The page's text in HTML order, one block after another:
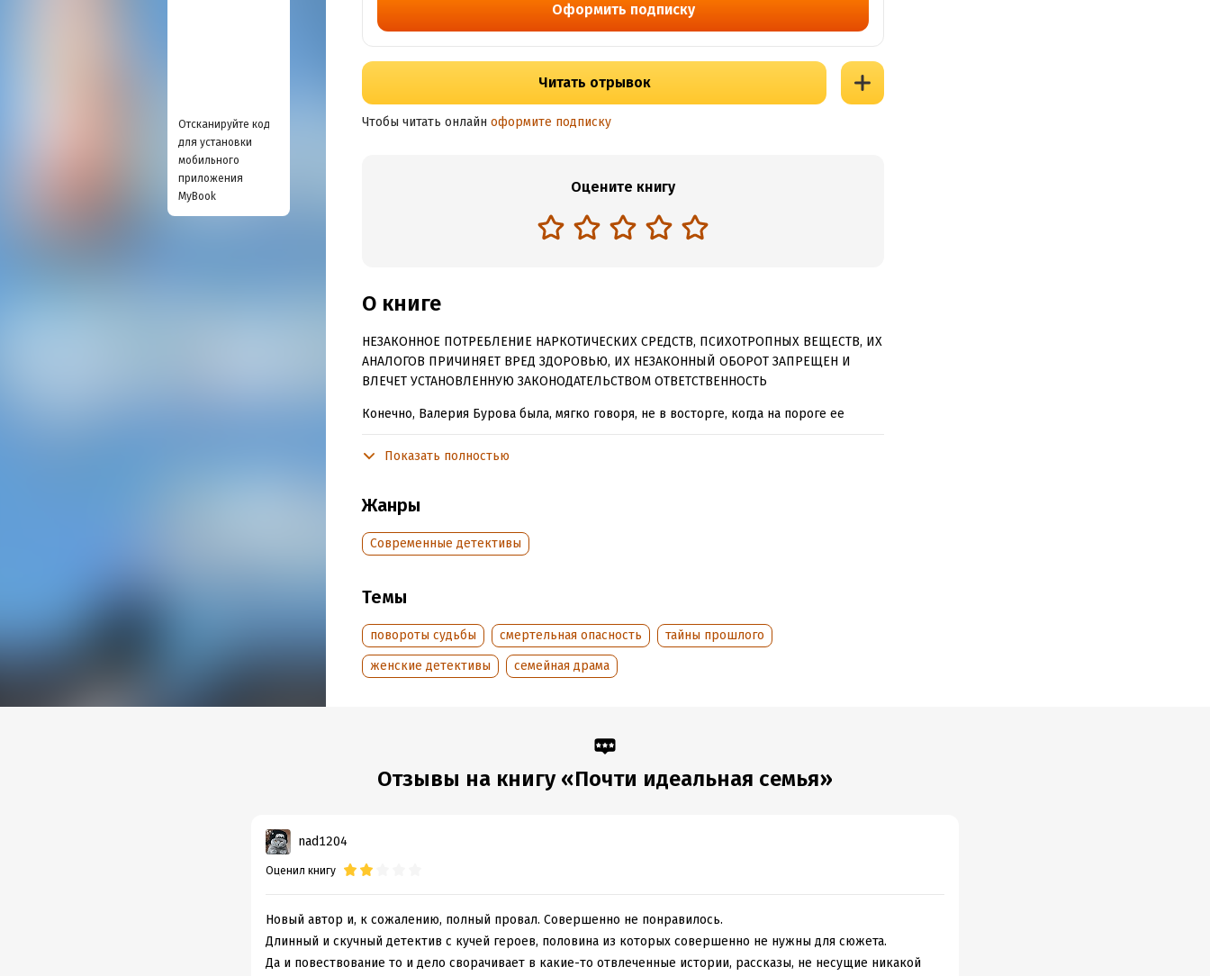
Отсканируйте код
для установки
мобильного
приложения
MyBook
Оформить подписку
Читать отрывок
Чтобы читать онлайн оформите подписку
Оцените книгу
О книге
НЕЗАКОННОЕ ПОТРЕБЛЕНИЕ НАРКОТИЧЕСКИХ СРЕДСТВ, ПСИХОТРОПНЫХ ВЕЩЕСТВ, ИХ
АНАЛОГОВ ПРИЧИНЯЕТ ВРЕД ЗДОРОВЬЮ, ИХ НЕЗАКОННЫЙ ОБОРОТ ЗАПРЕЩЕН И
ВЛЕЧЕТ УСТАНОВЛЕННУЮ ЗАКОНОДАТЕЛЬСТВОМ ОТВЕТСТВЕННОСТЬ
Конечно, Валерия Бурова была, мягко говоря, не в восторге, когда на пороге ее
мужа, о существовании которой он все эти годы не подозревал. Да и сам Леонид от
ссоры в семье, а потом Леня и вовсе ушел на работу и не вернулся. Валерия
оказалась на распутье – стоит ли разводиться или все-таки надо искать непутевого
супруга, чтобы вернуть в супружеское гнездышко? А может быть, причина его
Подробная информация
Дата написания:1 января 2020
Объем:497910
Показать полностью
Жанры
Современные детективы
Темы
повороты судьбы смертельная опасность
тайны прошлого
женские детективы
семейная драма
Отзывы на книгу «Почти идеальная семья»
nad1204
Оценил книгу
Новый автор и, к сожалению, полный провал. Совершенно не понравилось.
Длинный и скучный детектив с кучей героев, половина из которых совершенно не нужны для сюжета.
Да и повествование то и дело сворачивает в какие-то отвлеченные истории, рассказы, не несущие никакой